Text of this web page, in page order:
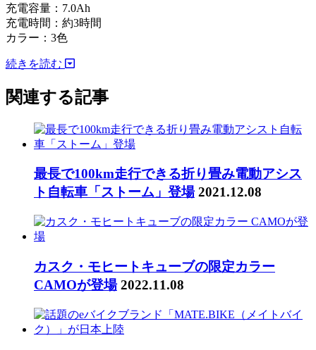
充電容量：7.0Ah
充電時間：約3時間
カラー：3色
続きを読む
関連する記事
最長で100km走行できる折り畳み電動アシス
ト自転車「ストーム」登場 2021.12.08
カスク・モヒートキューブの限定カラー
CAMOが登場 2022.11.08